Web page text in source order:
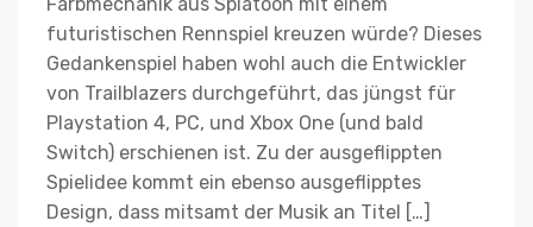
futuristischen Rennspiel kreuzen würde? Dieses
Gedankenspiel haben wohl auch die Entwickler
von Trailblazers durchgeführt, das jüngst für
Playstation 4, PC, und Xbox One (und bald
Switch) erschienen ist. Zu der ausgeflippten
Spielidee kommt ein ebenso ausgeflipptes
Design, dass mitsamt der Musik an Titel […]